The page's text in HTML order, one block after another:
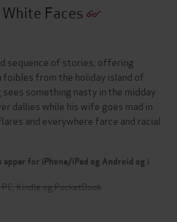
Faces
sequence of stories, offering
from the holiday island of
sees something nasty in the midday
dallies while his wife goes mad in
and everywhere farce and racial
apper for iPhone/iPad og Android og i
Kindle og PocketBook